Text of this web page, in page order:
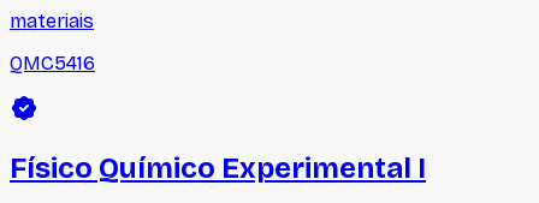
materiais
QMC5416
Físico Químico Experimental I